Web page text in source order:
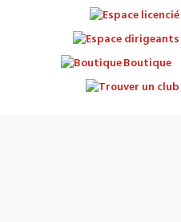
Boutique